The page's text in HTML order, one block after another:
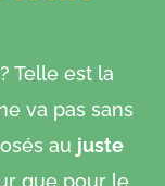
Telle est la
va pas sans
au juste
que pour le